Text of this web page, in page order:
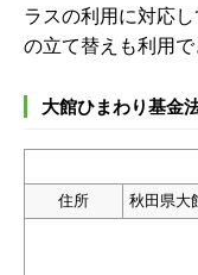
ラスの利用に対応
の立て替えも利用で
大館ひまわり基金
住所
秋田県大